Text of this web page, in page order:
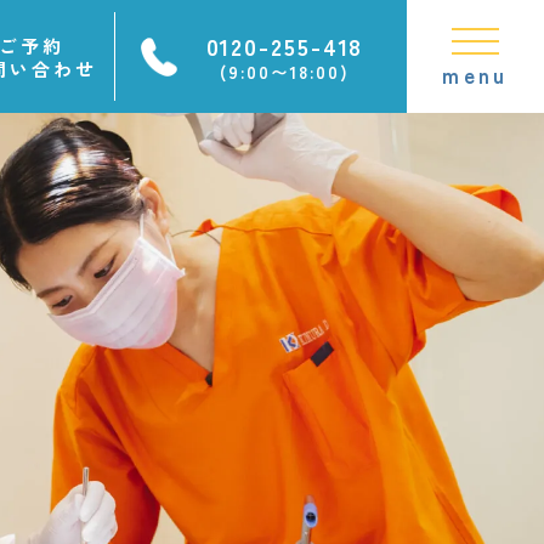
ご予約
い合わせ
0120-255-418
(9:00〜18:00) menu